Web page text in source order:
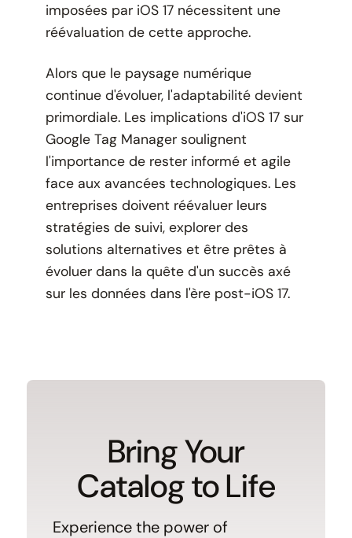
imposées par iOS 17 nécessitent une
réévaluation de cette approche.
Alors que le paysage numérique
continue d'évoluer, l'adaptabilité devient
primordiale. Les implications d'iOS 17 sur
Google Tag Manager soulignent
l'importance de rester informé et agile
face aux avancées technologiques. Les
entreprises doivent réévaluer leurs
stratégies de suivi, explorer des
solutions alternatives et être prêtes à
évoluer dans la quête d'un succès axé
sur les données dans l'ère post-iOS 17.
Bring Your
Catalog to Life
Experience the power of